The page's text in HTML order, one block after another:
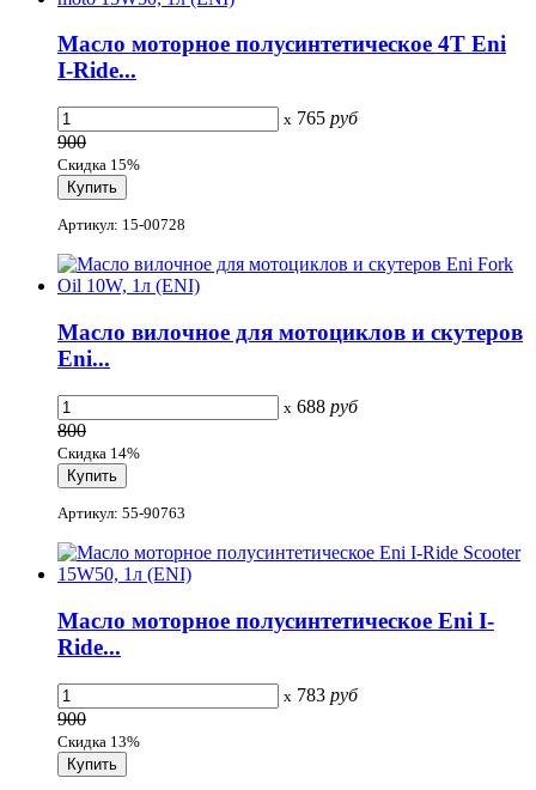
Масло моторное полусинтетическое 4T Eni
I-Ride...
x 765 руб
900
Скидка 15%
Артикул: 15-00728
Масло вилочное для мотоциклов и скутеров
Eni...
x 688 руб
800
Скидка 14%
Артикул: 55-90763
Масло моторное полусинтетическое Eni I-
Ride...
x 783 руб
900
Скидка 13%